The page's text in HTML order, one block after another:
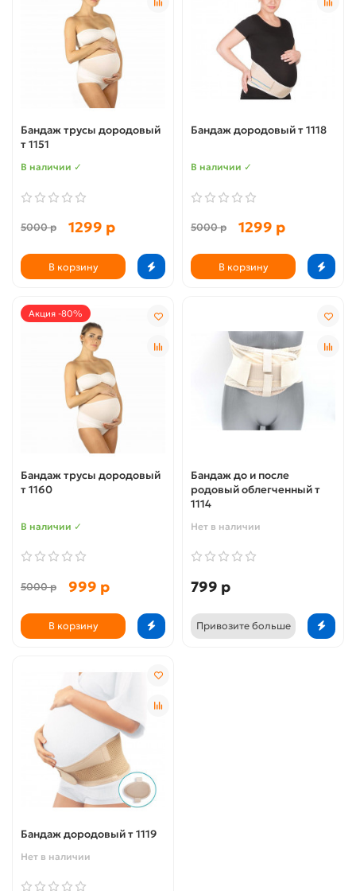
Бандаж трусы дородовый
т 1151
В наличии ✓
5000 р 1299 р
В корзину
Бандаж дородовый т 1118
В наличии ✓
5000 р 1299 р
В корзину
Акция -80%
Бандаж трусы дородовый
т 1160
В наличии ✓
5000 р 999 р
В корзину
Бандаж до и после
родовый облегченный т
1114
Нет в наличии
799 р
Привозите больше
Бандаж дородовый т 1119
Нет в наличии